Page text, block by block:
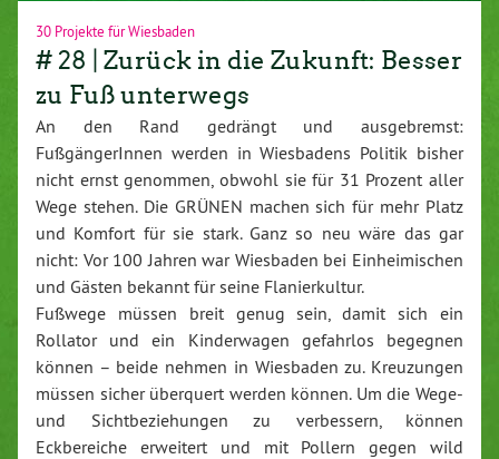
30 Projekte für Wiesbaden
# 28 | Zurück in die Zukunft: Besser
zu Fuß unterwegs
An den Rand gedrängt und ausgebremst:
FußgängerInnen werden in Wiesbadens Politik bisher
nicht ernst genommen, obwohl sie für 31 Prozent aller
Wege stehen. Die GRÜNEN machen sich für mehr Platz
und Komfort für sie stark. Ganz so neu wäre das gar
nicht: Vor 100 Jahren war Wiesbaden bei Einheimischen
und Gästen bekannt für seine Flanierkultur.
Fußwege müssen breit genug sein, damit sich ein
Rollator und ein Kinderwagen gefahrlos begegnen
können – beide nehmen in Wiesbaden zu. Kreuzungen
müssen sicher überquert werden können. Um die Wege-
und Sichtbeziehungen zu verbessern, können
Eckbereiche erweitert und mit Pollern gegen wild